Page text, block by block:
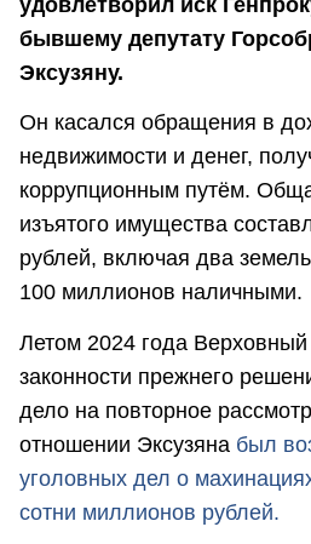
бывшему депутату
Эксузяну.
Он касался обращения в
недвижимости и денег,
коррупционным путём.
изъятого имущества
рублей, включая два
100 миллионов наличными.
Летом 2024 года
законности прежнего
дело на повторное
отношении Эксузяна был
уголовных дел о
сотни миллионов рублей.